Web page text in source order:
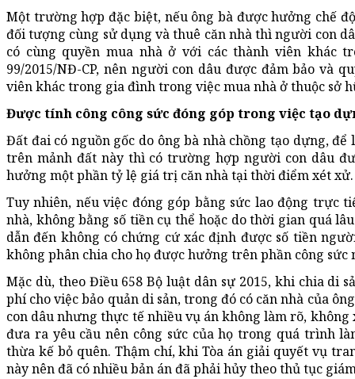
Một trường hợp đặc biệt, nếu ông bà được hưởng chế
đối tượng cùng sử dụng và thuê căn nhà thì người con
có cùng quyền mua nhà ở với các thành viên khác
99/2015/NĐ-CP, nên người con dâu được đảm bảo và
viên khác trong gia đình trong việc mua nhà ở thuộc sở
Được tính công công sức đóng góp trong việc tạo
Đất đai có nguồn gốc do ông bà nhà chồng tạo dựng,
trên mảnh đất này thì có trường hợp người con dâu
hưởng một phần tỷ lệ giá trị căn nhà tại thời điểm xét xử.
Tuy nhiên, nếu việc đóng góp bằng sức lao động trực
nhà, không bằng số tiền cụ thể hoặc do thời gian quá
dẫn đến không có chứng cứ xác định được số tiền
không phân chia cho họ được hưởng trên phần công sức
Mặc dù, theo Điều 658 Bộ luật dân sự 2015, khi chia di
phí cho việc bảo quản di sản, trong đó có căn nhà của
con dâu nhưng thực tế nhiều vụ án không làm rõ,
đưa ra yêu cầu nên công sức của họ trong quá trình
thừa kế bỏ quên. Thậm chí, khi Tòa án giải quyết vụ
này nên đã có nhiều bản án đã phải hủy theo thủ tục